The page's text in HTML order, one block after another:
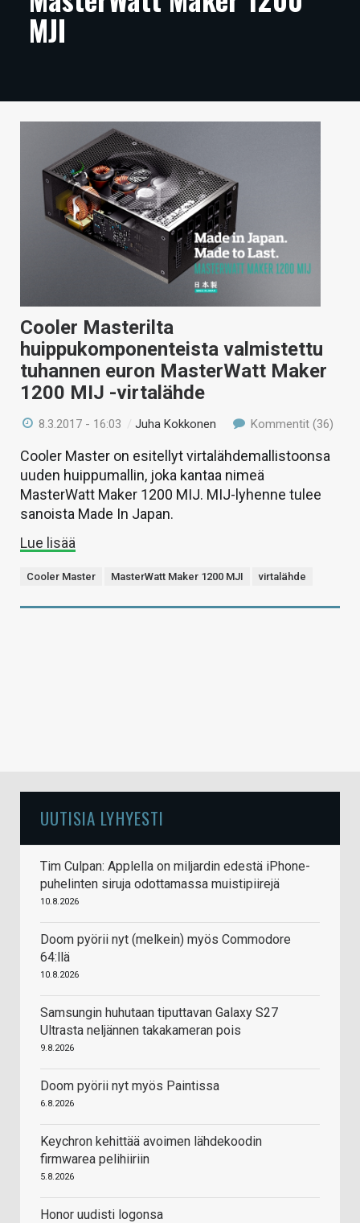
ARTIKKELIT
TIETOA
KAUPPA
VAIHDA TEEMA
HAKU
MJI
Cooler Masterilta
huippukomponenteista valmistettu
tuhannen euron MasterWatt Maker
1200 MIJ -virtalähde
8.3.2017 - 16:03 /Juha Kokkonen Kommentit (36)
Cooler Master on esitellyt virtalähdemallistoonsa
uuden huippumallin, joka kantaa nimeä
MasterWatt Maker 1200 MIJ. MIJ-lyhenne tulee
sanoista Made In Japan.
Lue lisää
Cooler Master MasterWatt Maker 1200 MJI virtalähde
UUTISIA LYHYESTI
Tim Culpan: Applella on miljardin edestä iPhone-
puhelinten siruja odottamassa muistipiirejä
10.8.2026
Doom pyörii nyt (melkein) myös Commodore
64:llä
10.8.2026
Samsungin huhutaan tiputtavan Galaxy S27
Ultrasta neljännen takakameran pois
9.8.2026
Doom pyörii nyt myös Paintissa
6.8.2026
Keychron kehittää avoimen lähdekoodin
firmwarea pelihiiriin
5.8.2026
Honor uudisti logonsa